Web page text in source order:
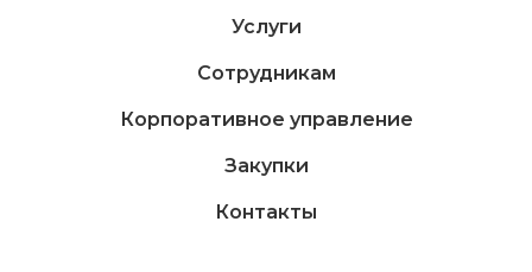
Услуги
Сотрудникам
Корпоративное управление
Закупки
Контакты